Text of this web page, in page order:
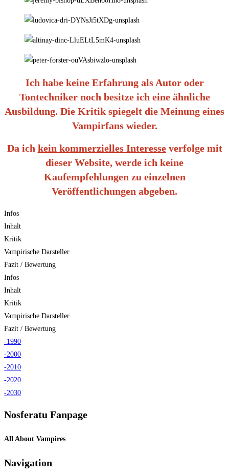
Ich habe keine Erfahrung als Autor oder
Tontechniker noch besitze ich eine ähnliche
Ausbildung. Die Kritik spiegelt die Meinung eines
Vampirfans wieder.
Da ich kein kommerzielles Interesseverfolge mit
dieser Website, werde ich keine
Kaufempfehlungen zu einzelnen
Veröffentlichungen abgeben.
Infos
Inhalt
Kritik
Vampirische Darsteller
Fazit / Bewertung
Infos
Inhalt
Kritik
Vampirische Darsteller
Fazit / Bewertung
-1990
-2000
-2010
-2020
-2030
Nosferatu Fanpage
All About Vampires
Navigation